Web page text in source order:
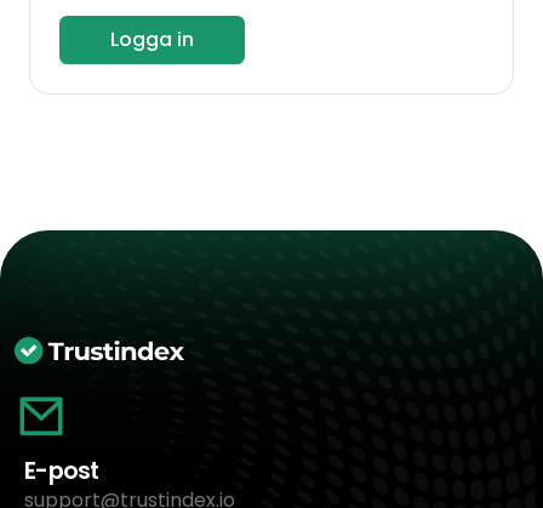
Logga in
E-post
support@trustindex.io